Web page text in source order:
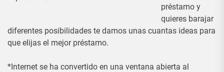
préstamo y
quieres barajar
diferentes posibilidades te damos unas cuantas ideas para
que elijas el mejor préstamo.
*Internet se ha convertido en una ventana abierta al